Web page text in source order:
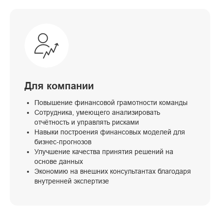
Для компании
Повышение финансовой грамотности команды
Сотрудника, умеющего анализировать
отчётность и управлять рисками
Навыки построения финансовых моделей для
бизнес-прогнозов
Улучшение качества принятия решений на
основе данных
Экономию на внешних консультантах благодаря
внутренней экспертизе